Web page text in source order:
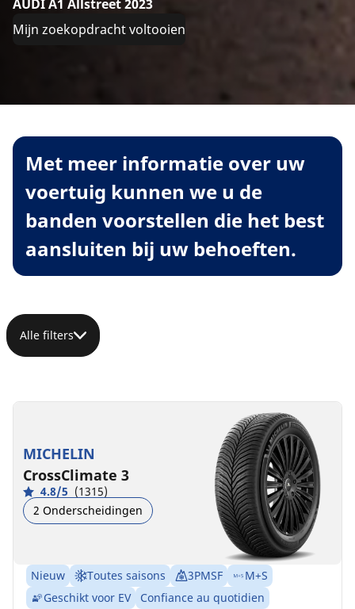
AUDI A1 Allstreet 2023
Mijn zoekopdracht voltooien
Met meer informatie over uw
voertuig kunnen we u de
banden voorstellen die het best
aansluiten bij uw behoeften.
Alle filters
MICHELIN
CrossClimate 3
4.8/5 (1315)
2 Onderscheidingen
Nieuw Toutes saisons 3PMSF
M+S
Geschikt voor EV
Confiance au quotidien